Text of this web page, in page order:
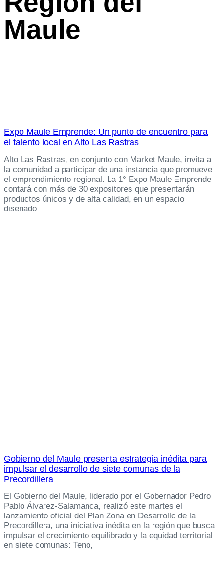
Maule
Expo Maule Emprende: Un punto de encuentro para
el talento local en Alto Las Rastras
Alto Las Rastras, en conjunto con Market Maule, invita a
la comunidad a participar de una instancia que promueve
el emprendimiento regional. La 1° Expo Maule Emprende
contará con más de 30 expositores que presentarán
productos únicos y de alta calidad, en un espacio
diseñado
Gobierno del Maule presenta estrategia inédita para
impulsar el desarrollo de siete comunas de la
Precordillera
El Gobierno del Maule, liderado por el Gobernador Pedro
Pablo Álvarez-Salamanca, realizó este martes el
lanzamiento oficial del Plan Zona en Desarrollo de la
Precordillera, una iniciativa inédita en la región que busca
impulsar el crecimiento equilibrado y la equidad territorial
en siete comunas: Teno,